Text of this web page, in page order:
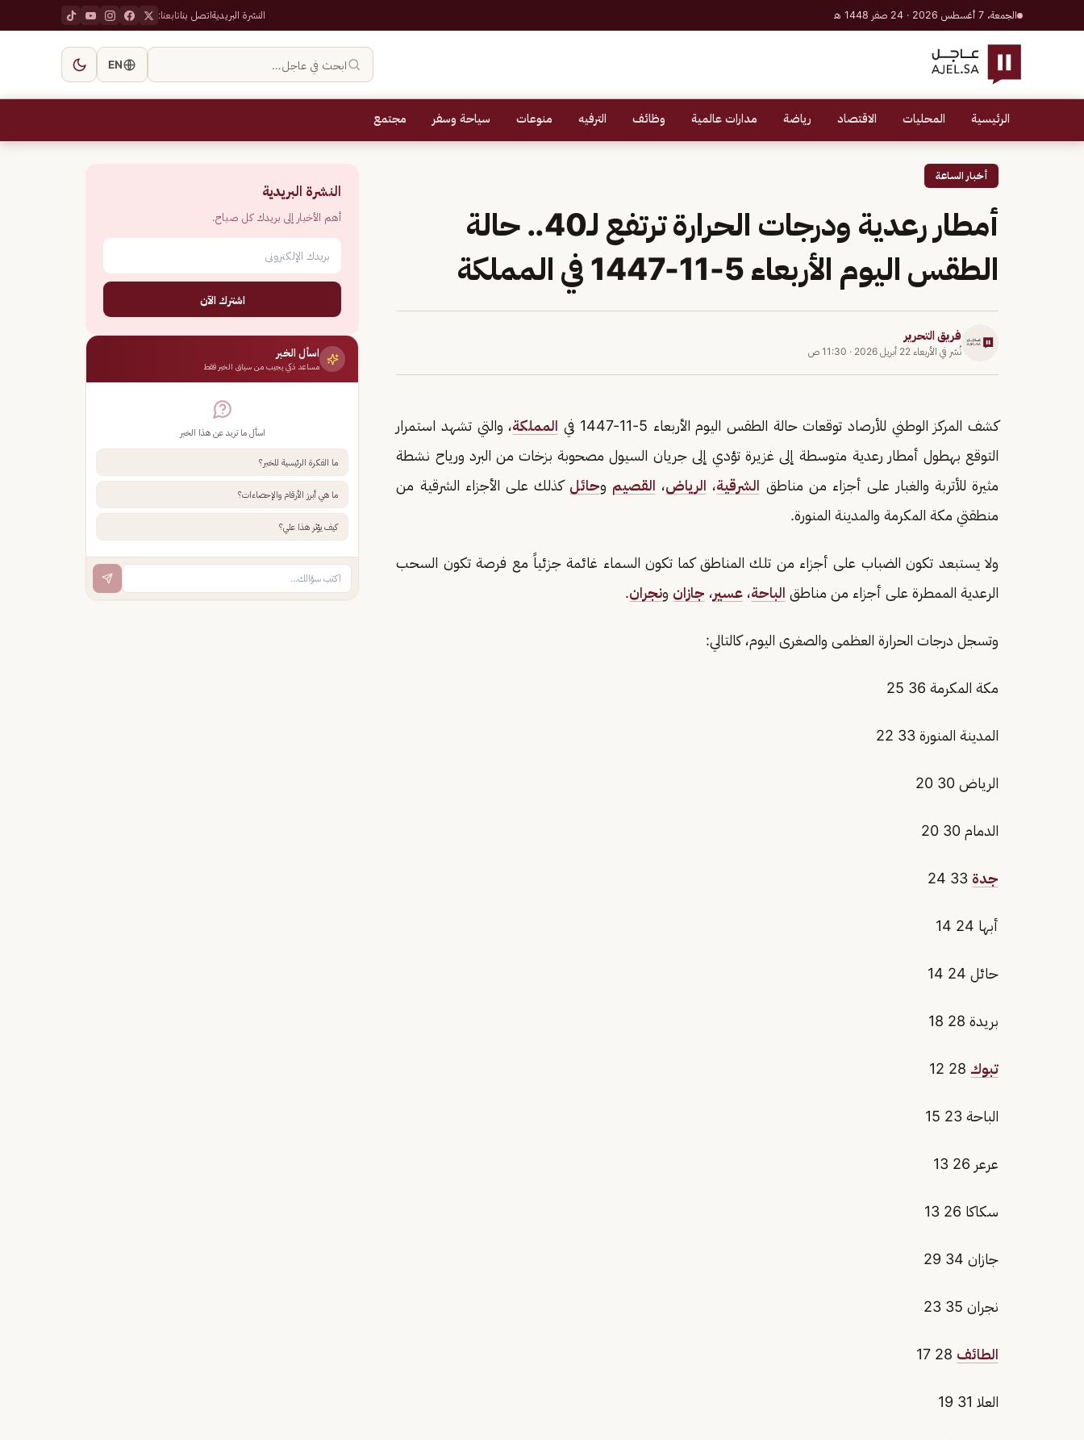
الجمعة، 7 أغسطس 2026 · 24 صفر 1448 هـ النشرة البريديةاتصل بناتابعنا:
ابحث في عاجل… EN
الرئيسية المحليات الاقتصاد رياضة مدارات عالمية وظائف الترفيه منوعات سياحة وسفر مجتمع
أخبار الساعة
أمطار رعدية ودرجات الحرارة ترتفع لـ40.. حالة
الطقس اليوم الأربعاء 5-11-1447 في المملكة
فريق التحرير
نُشر في الأربعاء 22 أبريل 2026 · 11:30 ص
كشف المركز الوطني للأرصاد توقعات حالة الطقس اليوم الأربعاء 5-11-1447 في المملكة، والتي تشهد استمرار
التوقع بهطول أمطار رعدية متوسطة إلى غزيرة تؤدي إلى جريان السيول مصحوبة بزخات من البرد ورياح نشطة
مثيرة للأتربة والغبار على أجزاء من مناطق الشرقية، الرياض، القصيم وحائل كذلك على الأجزاء الشرقية من
منطقتي مكة المكرمة والمدينة المنورة.
ولا يستبعد تكون الضباب على أجزاء من تلك المناطق كما تكون السماء غائمة جزئياً مع فرصة تكون السحب
الرعدية الممطرة على أجزاء من مناطق الباحة، عسير، جازان ونجران.
وتسجل درجات الحرارة العظمى والصغرى اليوم، كالتالي:
مكة المكرمة 36 25
المدينة المنورة 33 22
الرياض 30 20
الدمام 30 20
جدة
أبها 24 14
حائل 24 14
بريدة 28 18
تبوك
الباحة 23 15
عرعر 26 13
سكاكا 26 13
جازان 34 29
نجران 35 23
الطائف
العلا 31 19
النشرة البريدية
أهم الأخبار إلى بريدك كل صباح.
اشترك الآن
اسأل الخبر
مساعد ذكي يجيب من سياق الخبر فقط
اسأل ما تريد عن هذا الخبر
ما الفكرة الرئيسية للخبر؟
ما هي أبرز الأرقام والإحصاءات؟
كيف يؤثر هذا علي؟